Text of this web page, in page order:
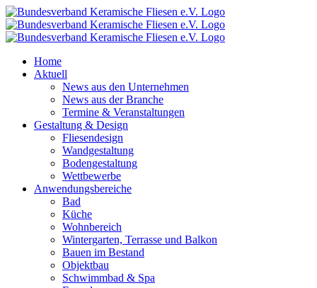
Zum
Inhalt
springen
Home
Aktuell
News aus den Unternehmen
News aus der Branche
Termine & Veranstaltungen
Gestaltung & Design
Fliesendesign
Wandgestaltung
Bodengestaltung
Wettbewerbe
Anwendungsbereiche
Bad
Küche
Wohnbereich
Wintergarten, Terrasse und Balkon
Bauen im Bestand
Objektbau
Schwimmbad & Spa